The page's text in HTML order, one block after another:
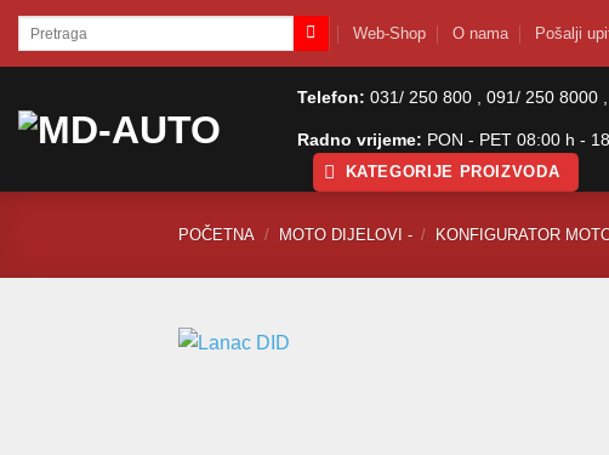
SkipPretraži: Web-Shop O nama Pošalji
Telefon: 031/ 250 800 , 091/ 250 8000 ,
Radno vrijeme: PON - PET 08:00 h -
KATEGORIJE PROIZVODA
POČETNA / MOTO DIJELOVI - / KONFIGURATOR